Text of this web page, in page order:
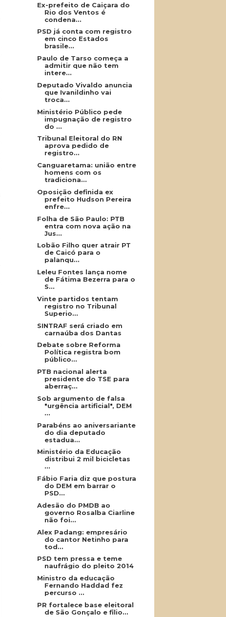
Ex-prefeito de Caiçara do
Rio dos Ventos é
condena...
PSD já conta com registro
em cinco Estados
brasile...
Paulo de Tarso começa a
admitir que não tem
intere...
Deputado Vivaldo anuncia
que Ivanildinho vai
troca...
Ministério Público pede
impugnação de registro
do ...
Tribunal Eleitoral do RN
aprova pedido de
registro...
Canguaretama: união entre
homens com os
tradiciona...
Oposição definida ex
prefeito Hudson Pereira
enfre...
Folha de São Paulo: PTB
entra com nova ação na
Jus...
Lobão Filho quer atrair PT
de Caicó para o
palanqu...
Leleu Fontes lança nome
de Fátima Bezerra para o
S...
Vinte partidos tentam
registro no Tribunal
Superio...
SINTRAF será criado em
carnaúba dos Dantas
Debate sobre Reforma
Política registra bom
público...
PTB nacional alerta
presidente do TSE para
aberraç...
Sob argumento de falsa
"urgência artificial", DEM
...
Parabéns ao aniversariante
do dia deputado
estadua...
Ministério da Educação
distribui 2 mil bicicletas
...
Fábio Faria diz que postura
do DEM em barrar o
PSD...
Adesão do PMDB ao
governo Rosalba Ciarline
não foi...
Alex Padang: empresário
do cantor Netinho para
tod...
PSD tem pressa e teme
naufrágio do pleito 2014
Ministro da educação
Fernando Haddad fez
percurso ...
PR fortalece base eleitoral
de São Gonçalo e filio...